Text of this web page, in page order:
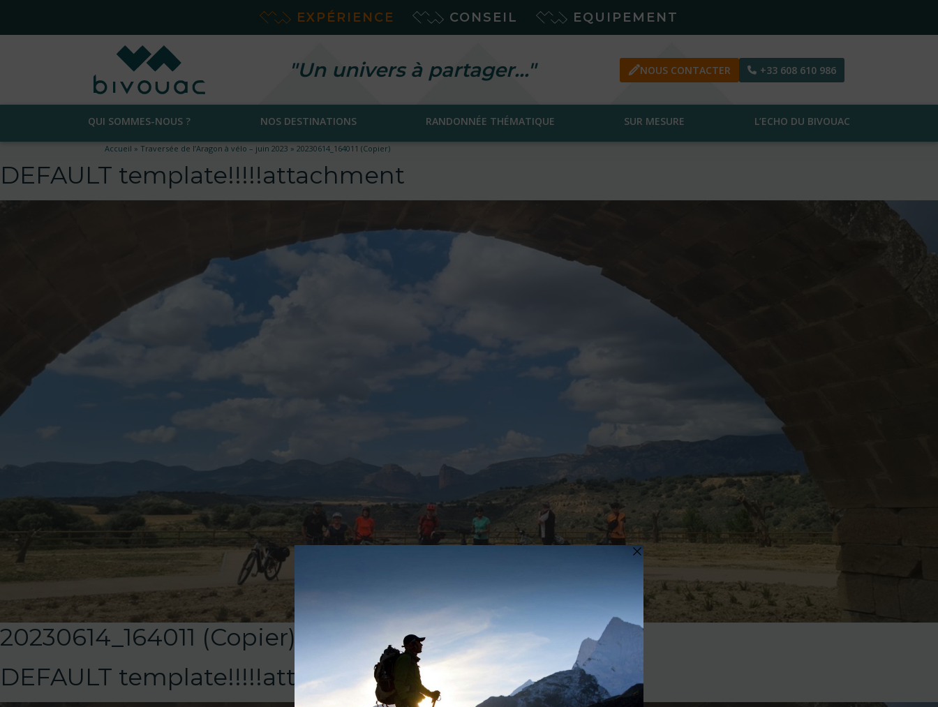
EXPÉRIENCE CONSEIL EQUIPEMENT
"Un univers à partager…" NOUS CONTACTER +33 608 610 986
QUI SOMMES-NOUS ? NOS DESTINATIONS RANDONNÉE THÉMATIQUE SUR MESURE L’ECHO DU BIVOUAC
Accueil » Traversée de l’Aragon à vélo – juin 2023 » 20230614_164011 (Copier)
DEFAULT template!!!!!attachment
20230614_164011 (Copier)
DEFAULT template!!!!!attachment